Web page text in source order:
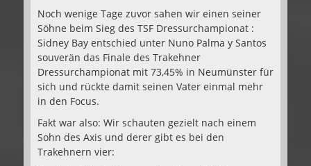
Noch wenige Tage zuvor sahen wir einen seiner
Söhne beim Sieg des TSF Dressurchampionat :
Sidney Bay entschied unter Nuno Palma y Santos
souverän das Finale des Trakehner
Dressurchampionat mit 73,45% in Neumünster für
sich und rückte damit seinen Vater einmal mehr
in den Focus.
Fakt war also: Wir schauten gezielt nach einem
Sohn des Axis und derer gibt es bei den
Trakehnern vier: